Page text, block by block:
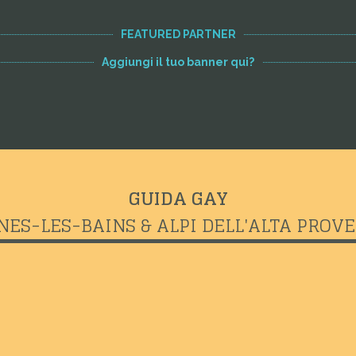
FEATURED PARTNER
Aggiungi il tuo banner qui?
GUIDA GAY
LES-BAINS & ALPI DELL'ALTA